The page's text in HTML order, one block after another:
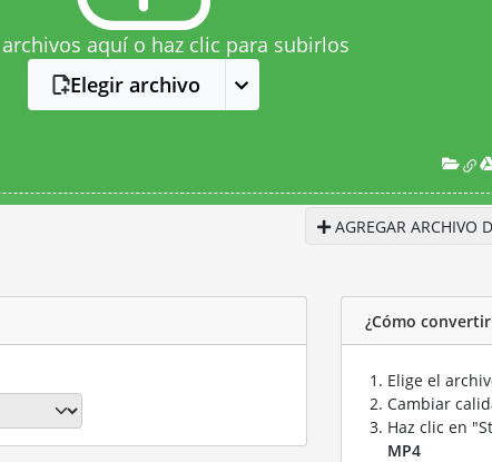
aquí o haz clic para subirlos
Elegir archivo
AGREGAR ARCHIVO
¿Cómo
Elige el
Cambiar
Haz clic en
MP4